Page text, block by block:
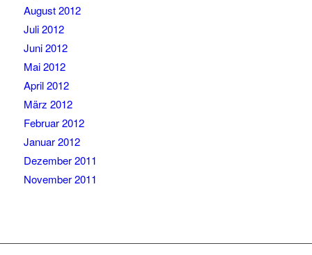
August 2012
Juli 2012
Juni 2012
Mai 2012
April 2012
März 2012
Februar 2012
Januar 2012
Dezember 2011
November 2011